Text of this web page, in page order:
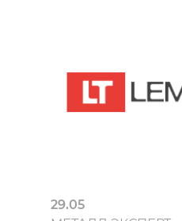
29.05